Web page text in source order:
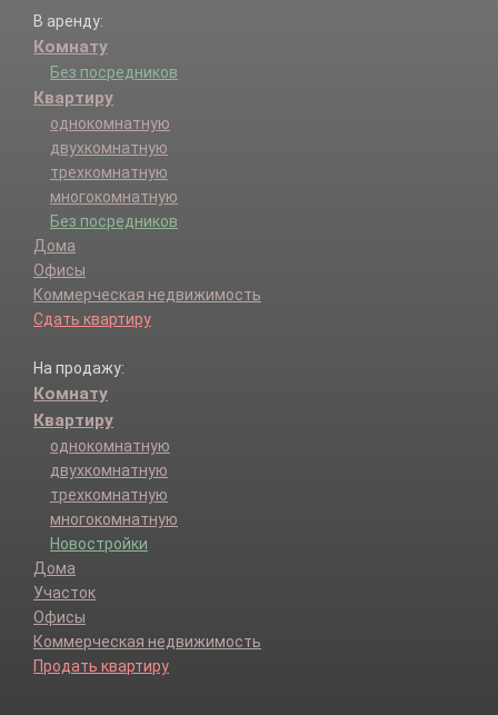
В аренду:
Комнату
Без посредников
Квартиру
однокомнатную
двухкомнатную
трехкомнатную
многокомнатную
Без посредников
Дома
Офисы
Коммерческая недвижимость
Сдать квартиру
На продажу:
Комнату
Квартиру
однокомнатную
двухкомнатную
трехкомнатную
многокомнатную
Новостройки
Дома
Участок
Офисы
Коммерческая недвижимость
Продать квартиру